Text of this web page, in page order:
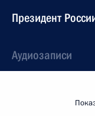
Президент
Аудиозаписи